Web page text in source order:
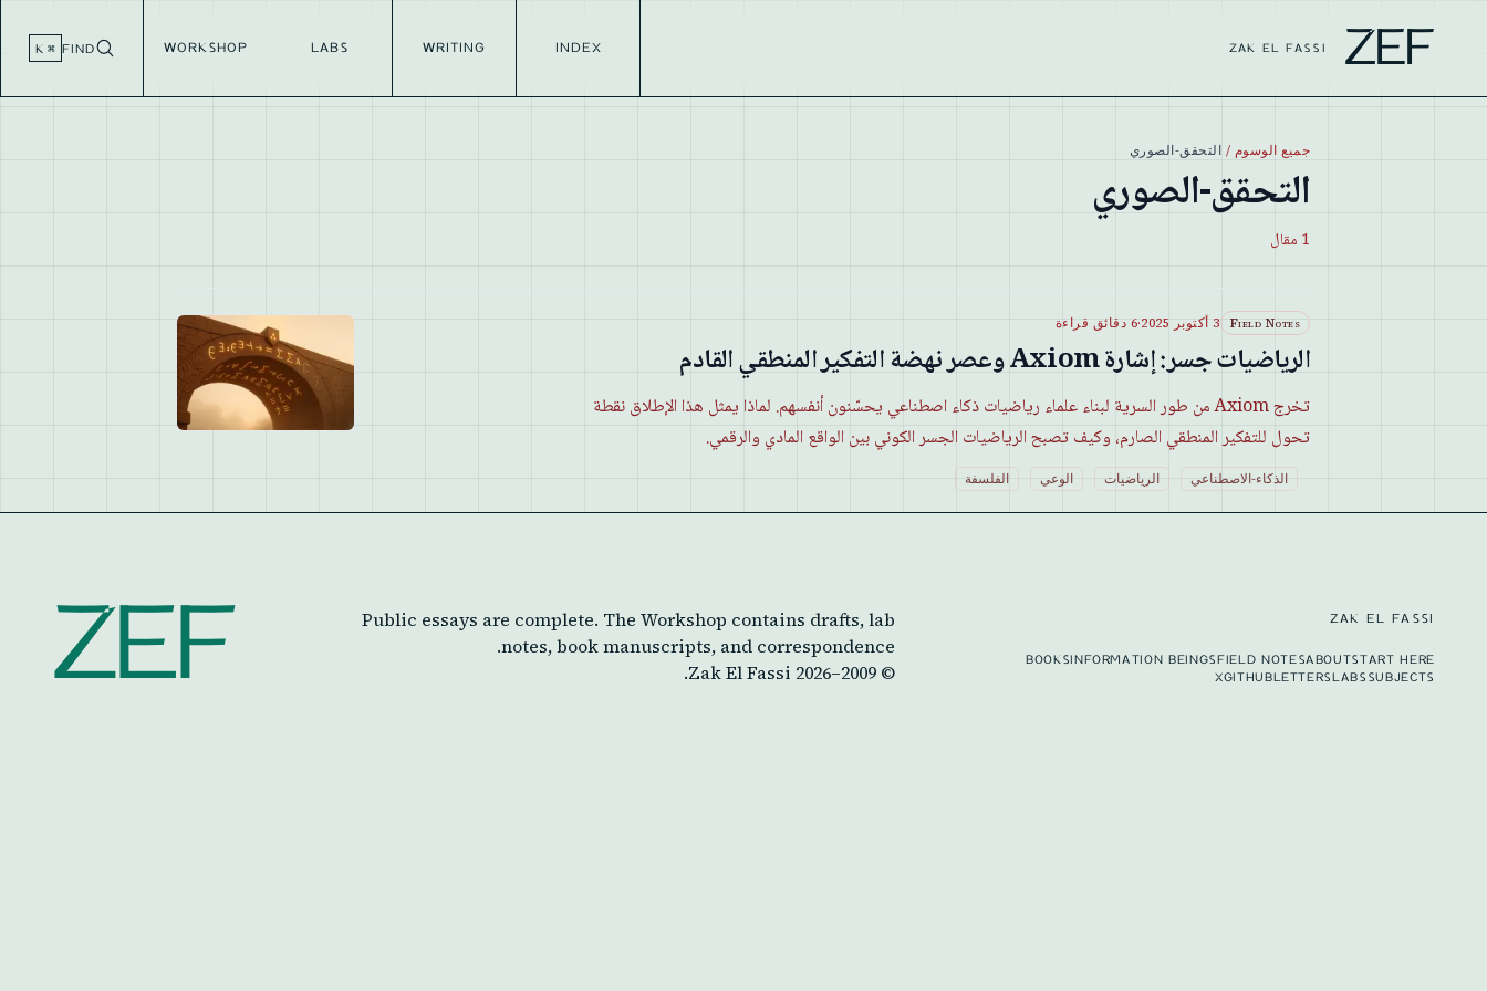
ZEF
ZAK EL FASSI
INDEX
WRITING
LABS
WORKSHOP
FIND
⌘ K
جميع الوسوم / التحقق-الصوري
التحقق-الصوري
1 مقال
Field Notes 3 أكتوبر 2025 ·6 دقائق قراءة
الرياضيات جسر: إشارة Axiom وعصر نهضة التفكير المنطقي القادم
تخرج Axiom من طور السرية لبناء علماء رياضيات ذكاء اصطناعي يحسّنون أنفسهم. لماذا يمثل هذا الإطلاق نقطة
تحول للتفكير المنطقي الصارم، وكيف تصبح الرياضيات الجسر الكوني بين الواقع المادي والرقمي.
الذكاء-الاصطناعي الرياضيات الوعي الفلسفة
ZAK EL FASSI
START HERE
ABOUT
FIELD NOTES
INFORMATION BEINGS
BOOKS
SUBJECTS
LABS
LETTERS
GITHUB
X
Public essays are complete. The Workshop contains drafts, lab
notes, book manuscripts, and correspondence.
© 2009–
2026
ZEF